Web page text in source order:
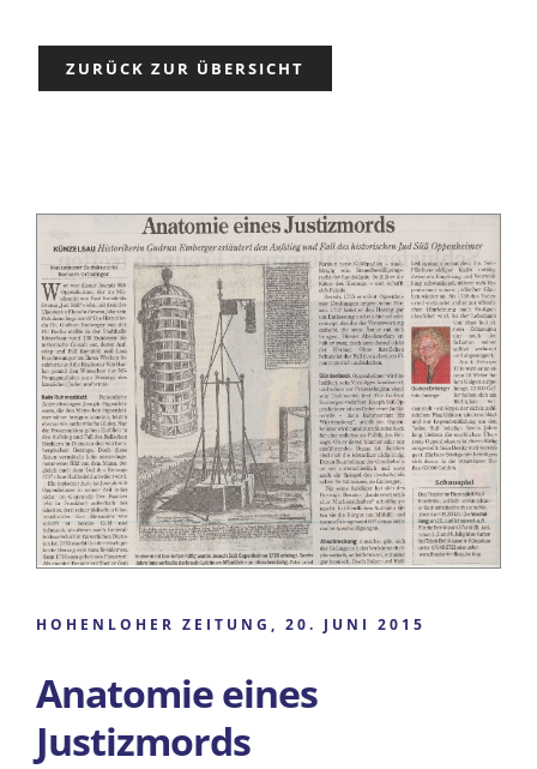
ZURÜCK ZUR ÜBERSICHT
HOHENLOHER ZEITUNG, 20. JUNI 2015
Anatomie eines
Justizmords